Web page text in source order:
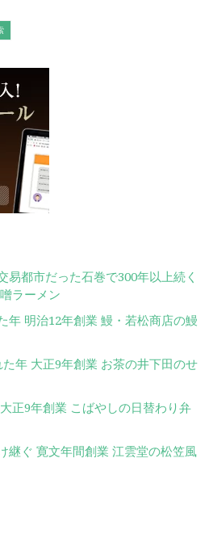
易都市だった石巻で300年以上続く
ラーメン
年 明治12年創業 鰻・若松商店の鰻
年 大正9年創業 お茶の井下田のせ
正9年創業 こばやしの日替わり弁
継ぐ 寛文年間創業 江雲堂の松笠風